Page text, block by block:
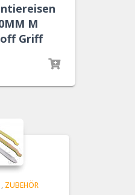
M
Griff
, ZUBEHÖR